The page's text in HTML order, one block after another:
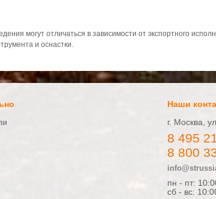
могут отличаться в зависимости от экспортного
и оснастки.
Наши
г. Москва,
8 495
8 800
пн - пт:
сб - вс: